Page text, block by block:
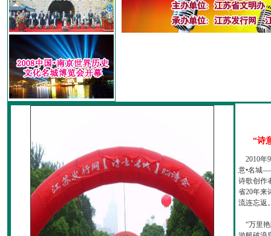
“诗
2010年
意•名城
诗歌创作
省20年来
流连忘返
“万里艳